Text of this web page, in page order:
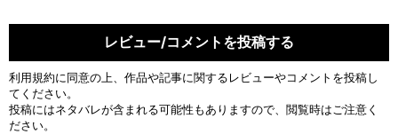
レビュー/コメントを投稿する
利用規約に同意の上、作品や記事に関するレビューやコメントを投稿し
てください。
投稿にはネタバレが含まれる可能性もありますので、閲覧時はご注意く
ださい。